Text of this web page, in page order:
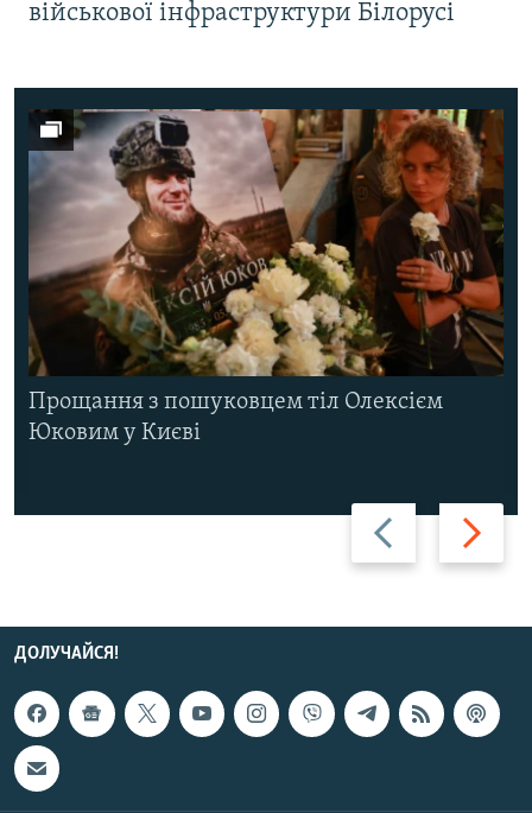
військової інфраструктури Білорусі
Назад Вперед
Прощання з пошуковцем тіл Олексієм
Юковим у Києві
ДОЛУЧАЙСЯ!